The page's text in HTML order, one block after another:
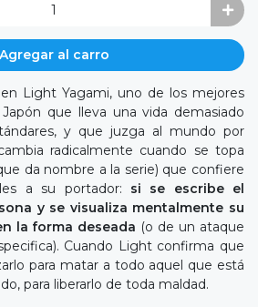
Agregar al carro
Light Yagami, uno de los mejores
que lleva una vida demasiado
y que juzga al mundo por
radicalmente cuando se topa
da nombre a la serie) que confiere
a su portador: si se escribe el
y se visualiza mentalmente su
la forma deseada (o de un ataque
Cuando Light confirma que
para matar a todo aquel que está
para liberarlo de toda maldad.